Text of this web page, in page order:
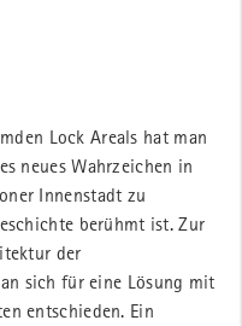
Lock Areals hat man
neues Wahrzeichen in
Innenstadt zu
berühmt ist. Zur
der
sich für eine Lösung mit
entschieden. Ein